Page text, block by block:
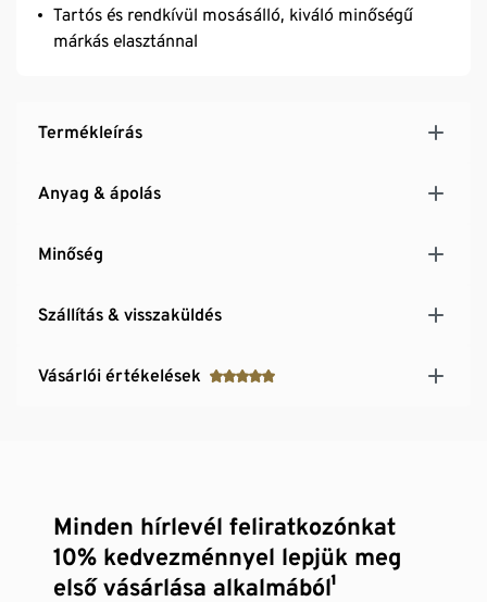
Tartós és rendkívül mosásálló, kiváló minőségű
márkás elasztánnal
Termékleírás
Anyag & ápolás
Minőség
Szállítás & visszaküldés
Vásárlói értékelések
Minden hírlevél feliratkozónkat
10% kedvezménnyel lepjük meg
első vásárlása alkalmából¹